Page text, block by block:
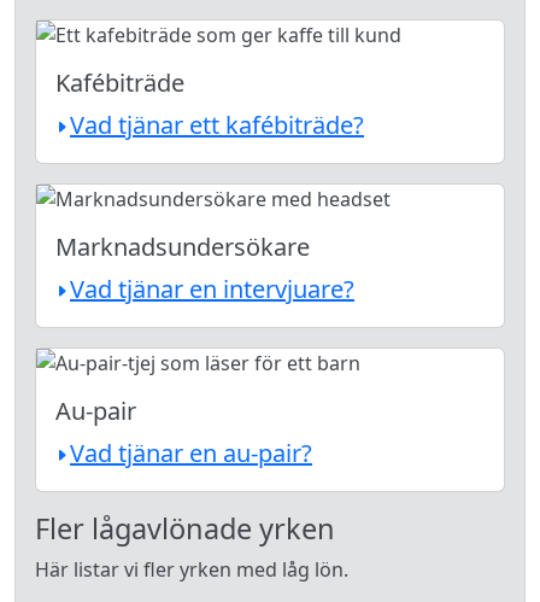
Kafébiträde
Vad tjänar ett kafébiträde?
Marknadsundersökare
Vad tjänar en intervjuare?
Au-pair
Vad tjänar en au-pair?
Fler lågavlönade yrken
Här listar vi fler yrken med låg lön.